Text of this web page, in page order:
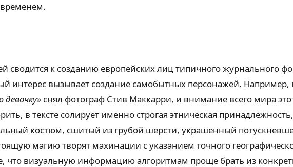
временем.
сводится к созданию европейских лиц типичного журнального
интерес вызывает создание самобытных персонажей. Например,
девочку» снял фотограф Стив Маккарри, и внимание всего мира
в тексте солирует именно строгая этническая
костюм, сшитый из грубой шерсти, украшенный
магию творят махинации с указанием точного
что визуальную информацию алгоритмам проще брать из